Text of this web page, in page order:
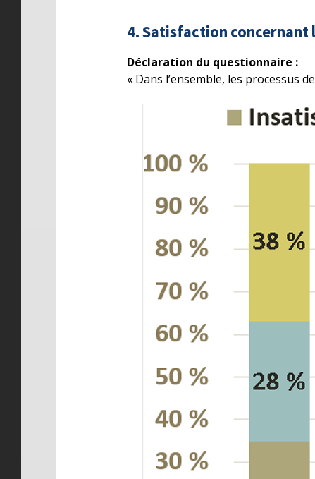
4. Satisfaction concernant
Déclaration du questionnaire :
« Dans l’ensemble, les processus